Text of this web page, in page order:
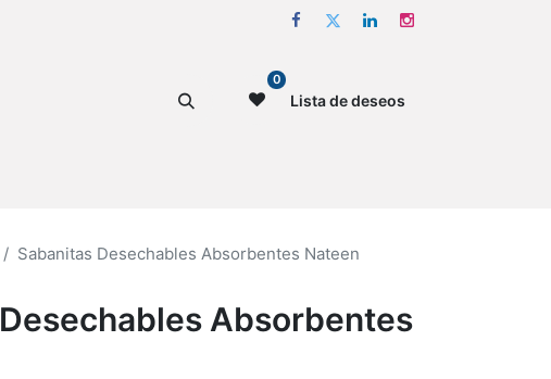
0
Lista de deseos
Sabanitas Desechables Absorbentes Nateen
Absorbentes